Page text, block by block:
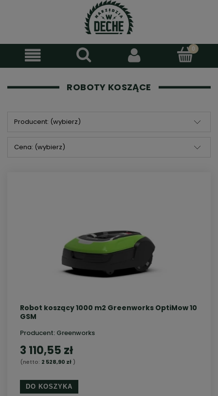
ROBOTY KOSZĄCE
Producent: (wybierz)
Cena: (wybierz)
Robot koszący 1000 m2 Greenworks OptiMow 10
GSM
Producent: Greenworks
3 110,55 zł
(netto: 2 528,90 zł)
DO KOSZYKA